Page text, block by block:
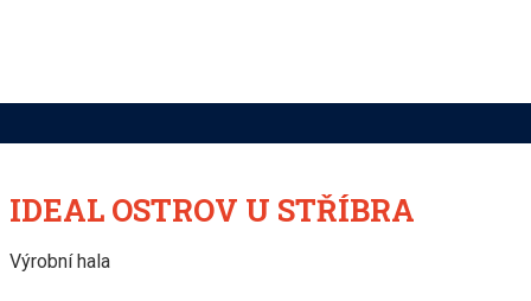
IDEAL OSTROV U STŘÍBRA
Výrobní hala